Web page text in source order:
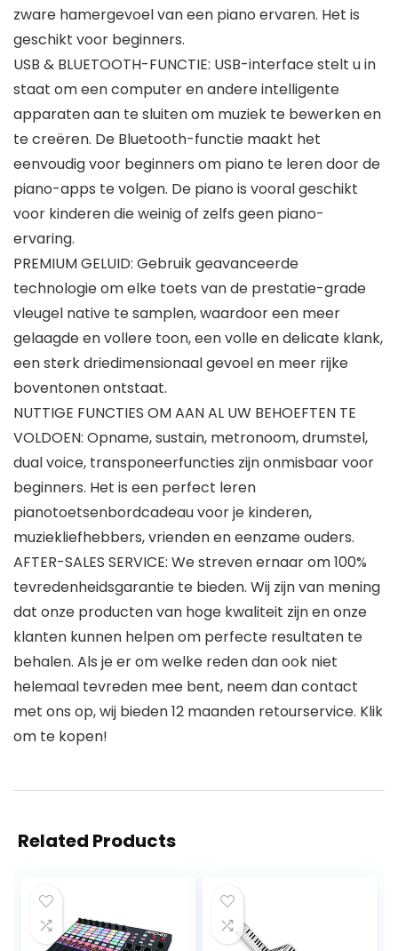
zware hamergevoel van een piano ervaren. Het is
geschikt voor beginners.
USB & BLUETOOTH-FUNCTIE: USB-interface stelt u in
staat om een ​​computer en andere intelligente
apparaten aan te sluiten om muziek te bewerken en
te creëren. De Bluetooth-functie maakt het
eenvoudig voor beginners om piano te leren door de
piano-apps te volgen. De piano is vooral geschikt
voor kinderen die weinig of zelfs geen piano-
ervaring.
PREMIUM GELUID: Gebruik geavanceerde
technologie om elke toets van de prestatie-grade
vleugel native te samplen, waardoor een meer
gelaagde en vollere toon, een volle en delicate klank,
een sterk driedimensionaal gevoel en meer rijke
boventonen ontstaat.
NUTTIGE FUNCTIES OM AAN AL UW BEHOEFTEN TE
VOLDOEN: Opname, sustain, metronoom, drumstel,
dual voice, transponeerfuncties zijn onmisbaar voor
beginners. Het is een perfect leren
pianotoetsenbordcadeau voor je kinderen,
muziekliefhebbers, vrienden en eenzame ouders.
AFTER-SALES SERVICE: We streven ernaar om 100%
tevredenheidsgarantie te bieden. Wij zijn van mening
dat onze producten van hoge kwaliteit zijn en onze
klanten kunnen helpen om perfecte resultaten te
behalen. Als je er om welke reden dan ook niet
helemaal tevreden mee bent, neem dan contact
met ons op, wij bieden 12 maanden retourservice. Klik
om te kopen!
Related Products